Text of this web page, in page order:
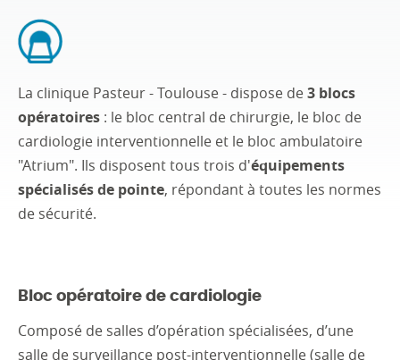
La clinique Pasteur - Toulouse - dispose de3 blocs
opératoires : le bloc central de chirurgie, le bloc de
cardiologie interventionnelle et le bloc ambulatoire
"Atrium". Ils disposent tous trois d'équipements
spécialisés de pointe, répondant à toutes les normes
de sécurité.
Bloc opératoire de cardiologie
Composé de salles d’opération spécialisées, d’une
salle de surveillance post-interventionnelle (salle de